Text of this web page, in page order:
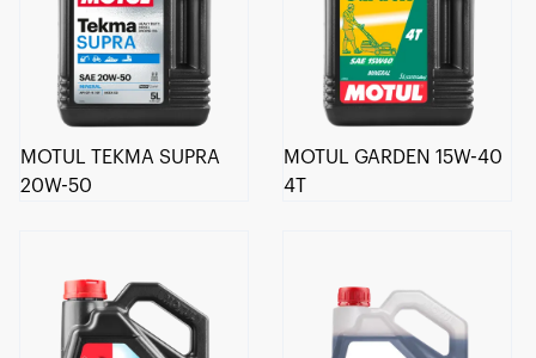
MOTUL TEKMA SUPRA
20W-50
MOTUL GARDEN 15W-40
4T